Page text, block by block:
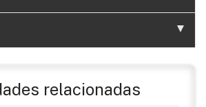
relacionadas